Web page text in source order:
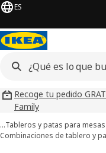
ES
Recoge tu pedido
Family
…Tableros y patas para
Combinaciones de tablero y